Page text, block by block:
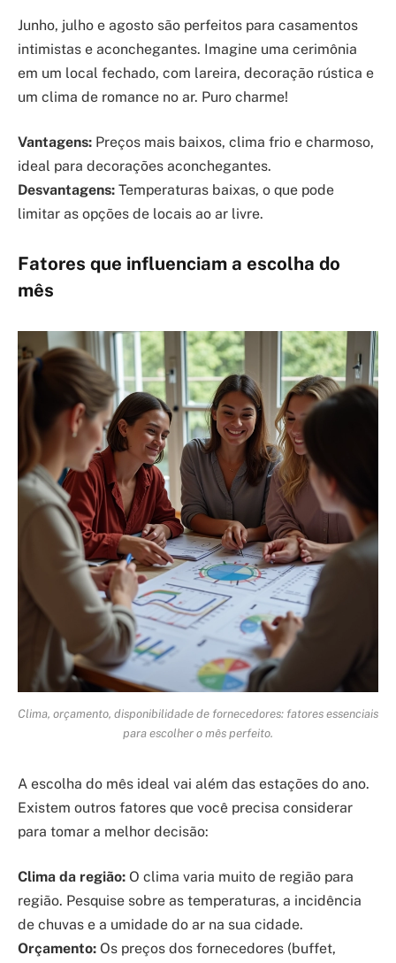
Junho, julho e agosto são perfeitos para casamentos
intimistas e aconchegantes. Imagine uma cerimônia
em um local fechado, com lareira, decoração rústica e
um clima de romance no ar. Puro charme!
Vantagens: Preços mais baixos, clima frio e charmoso,
ideal para decorações aconchegantes.
Desvantagens: Temperaturas baixas, o que pode
limitar as opções de locais ao ar livre.
Fatores que influenciam a escolha do
mês
Clima, orçamento, disponibilidade de fornecedores: fatores essenciais
para escolher o mês perfeito.
A escolha do mês ideal vai além das estações do ano.
Existem outros fatores que você precisa considerar
para tomar a melhor decisão:
Clima da região: O clima varia muito de região para
região. Pesquise sobre as temperaturas, a incidência
de chuvas e a umidade do ar na sua cidade.
Orçamento: Os preços dos fornecedores (buffet,